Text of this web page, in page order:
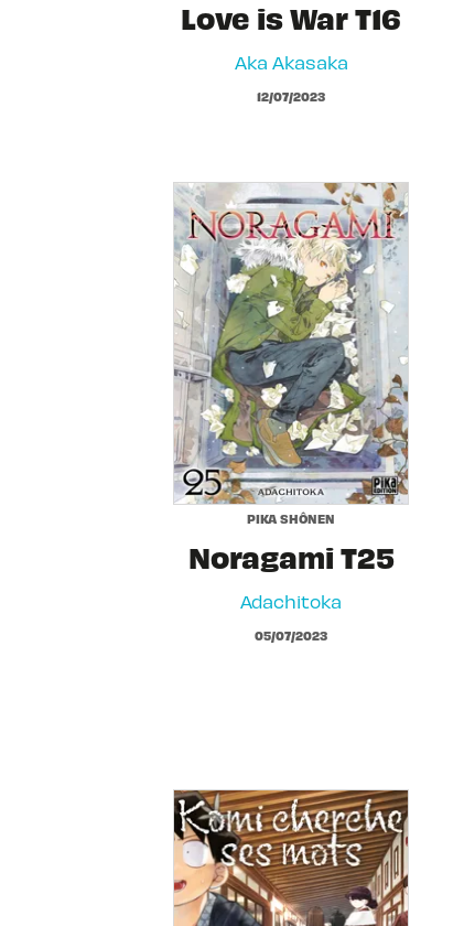
Love is War T16
Aka Akasaka
12/07/2023
PIKA SHÔNEN
Noragami T25
Adachitoka
05/07/2023